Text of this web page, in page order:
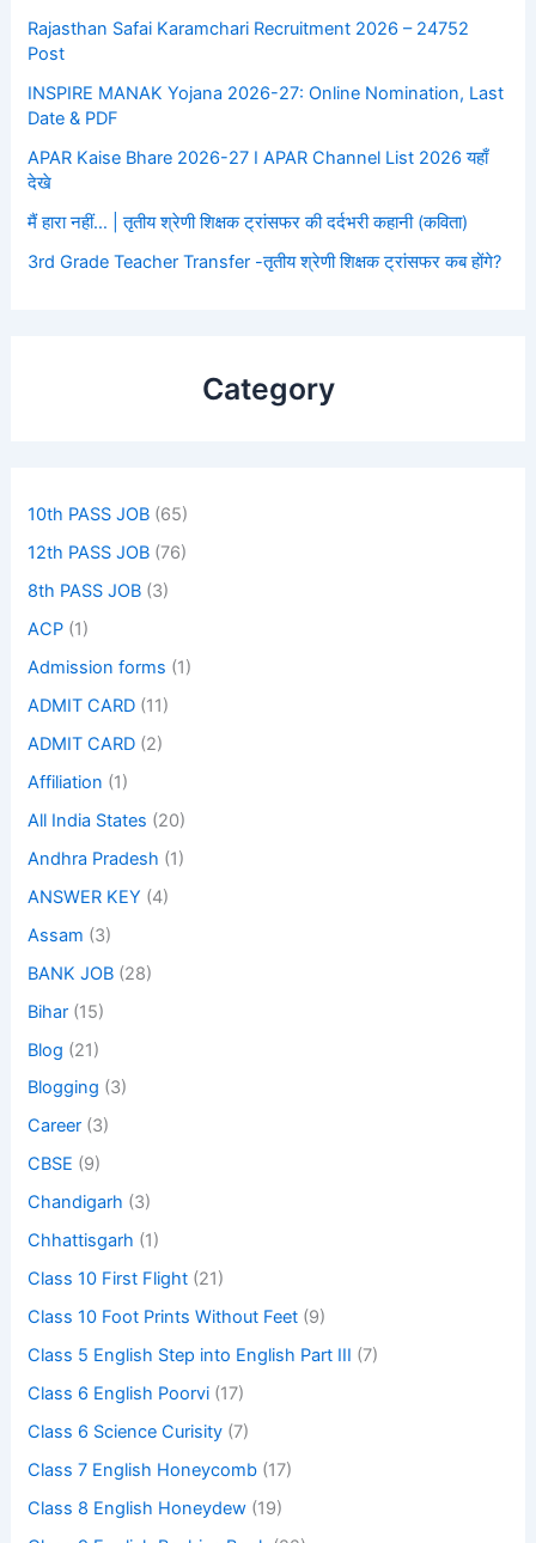
Rajasthan Safai Karamchari Recruitment 2026 – 24752
Post
INSPIRE MANAK Yojana 2026-27: Online Nomination, Last
Date & PDF
APAR Kaise Bhare 2026-27 I APAR Channel List 2026 यहाँ
देखे
मैं हारा नहीं… | तृतीय श्रेणी शिक्षक ट्रांसफर की दर्दभरी कहानी (कविता)
3rd Grade Teacher Transfer -तृतीय श्रेणी शिक्षक ट्रांसफर कब होंगे?
Category
10th PASS JOB (65)
12th PASS JOB (76)
8th PASS JOB (3)
ACP (1)
Admission forms (1)
ADMIT CARD (11)
ADMIT CARD (2)
Affiliation (1)
All India States (20)
Andhra Pradesh (1)
ANSWER KEY (4)
Assam (3)
BANK JOB (28)
Bihar (15)
Blog (21)
Blogging (3)
Career (3)
CBSE (9)
Chandigarh (3)
Chhattisgarh (1)
Class 10 First Flight (21)
Class 10 Foot Prints Without Feet (9)
Class 5 English Step into English Part III (7)
Class 6 English Poorvi (17)
Class 6 Science Curisity (7)
Class 7 English Honeycomb (17)
Class 8 English Honeydew (19)